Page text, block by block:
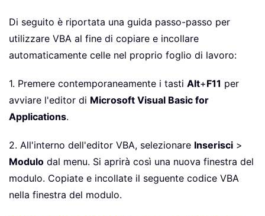
Di seguito è riportata una guida passo-passo per
utilizzare VBA al fine di copiare e incollare
automaticamente celle nel proprio foglio di lavoro:
1. Premere contemporaneamente i tasti Alt+F11 per
avviare l'editor di Microsoft Visual Basic for
Applications.
2. All'interno dell'editor VBA, selezionare Inserisci >
Modulo dal menu. Si aprirà così una nuova finestra del
modulo. Copiate e incollate il seguente codice VBA
nella finestra del modulo.